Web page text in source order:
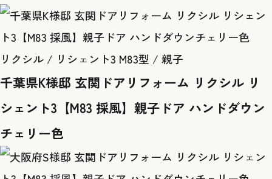
リクシル / リシェント3 M83型 / 親子
千葉県K様邸 玄関ドアリフォーム リクシル リ
シェント3【M83 採風】親子ドア ハンドダウン
チェリー色